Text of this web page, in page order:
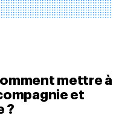
mettre à
et
?